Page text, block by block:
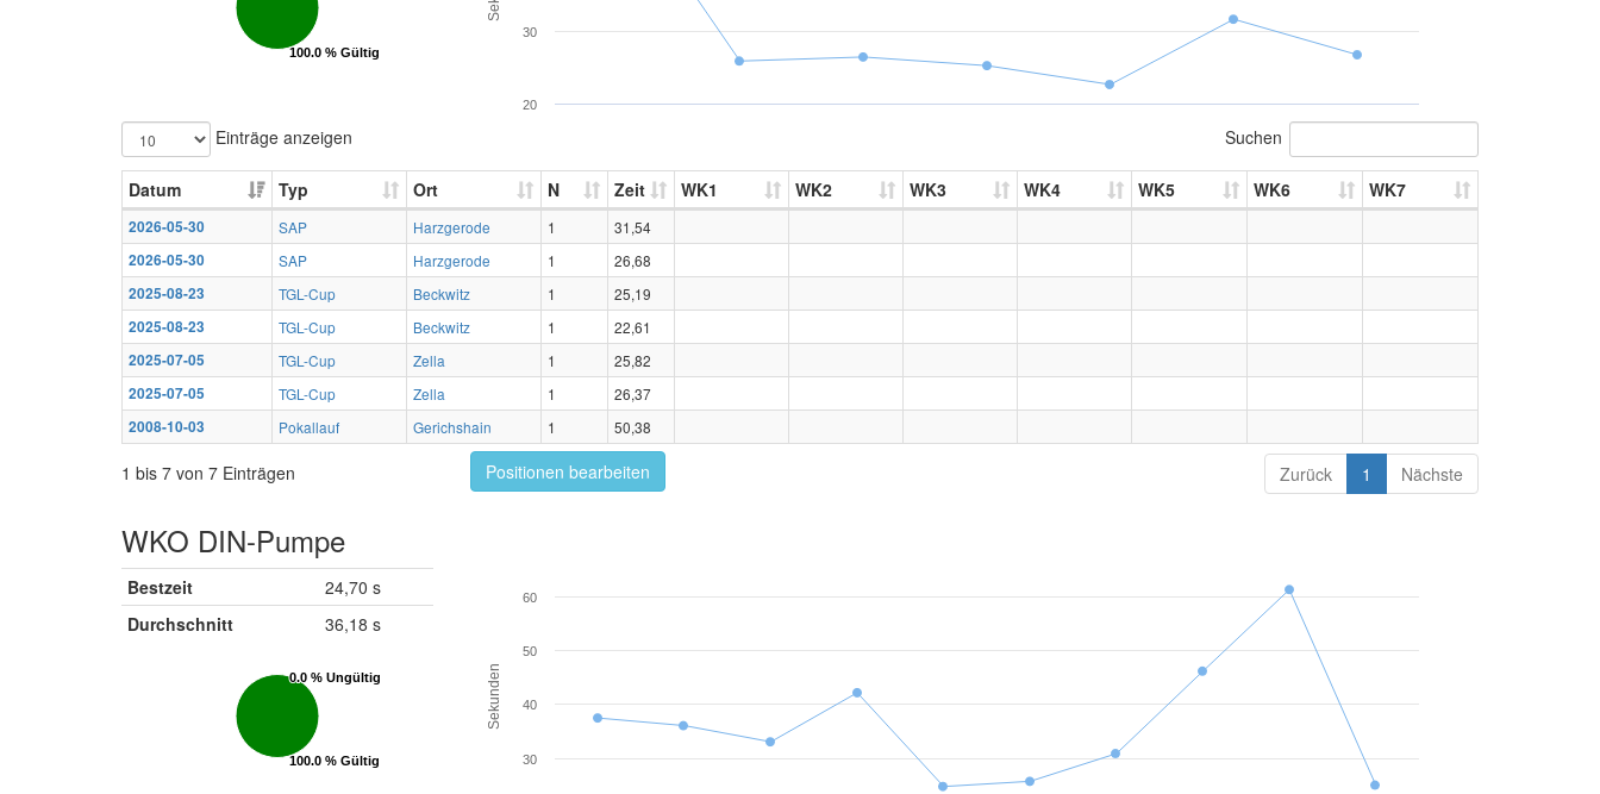
100.0 % Gültig
100.0 % Gültig
20
30
Einträge anzeigen Suchen
Datum Typ Ort N Zeit WK1 WK2 WK3 WK4 WK5 WK6 WK7
2026-05-30 SAP Harzgerode 1
31,54
2026-05-30
SAP Harzgerode 1
26,68
2025-08-23
TGL-Cup Beckwitz 1
25,19
2025-08-23
TGL-Cup Beckwitz 1
22,61
2025-07-05
TGL-Cup Zella 1
25,82
2025-07-05
TGL-Cup Zella 1
26,37
2008-10-03
Pokallauf Gerichshain 1 50,38
1 bis 7 von 7 Einträgen Positionen bearbeiten Zurück 1 Nächste
WKO DIN-Pumpe
Bestzeit
24,70 s
Durchschnitt
36,18 s
0.0 % Ungültig
0.0 % Ungültig
100.0 % Gültig
100.0 % Gültig
Sekunden
30
40
50
60